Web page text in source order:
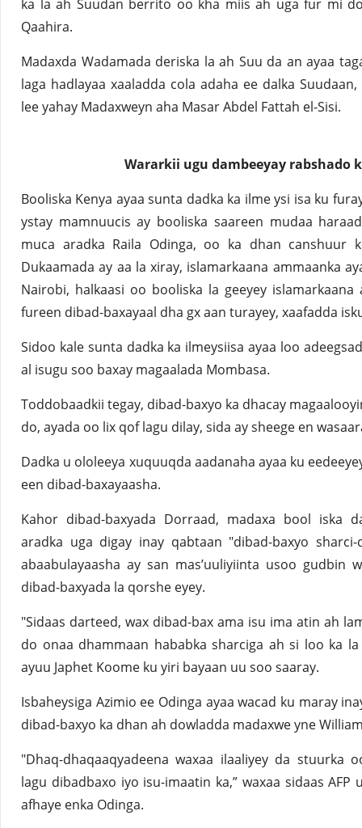
ka la ah Suudan berrito oo kha miis ah uga fur mi
Qaahira.
Madaxda Wadamada deriska la ah Suu da an ayaa
laga hadlayaa xaaladda cola adaha ee dalka
lee yahay Madaxweyn aha Masar Abdel Fattah el-Sisi.
Wararkii ugu dambeeyay rabshado
Booliska Kenya ayaa sunta dadka ka ilme ysi isa ku
ystay mamnuucis ay booliska saareen mudaa
muca aradka Raila Odinga, oo ka dhan canshuur
Dukaamada ay aa la xiray, islamarkaana ammaanka
Nairobi, halkaasi oo booliska la geeyey
fureen dibad-baxayaal dha gx aan turayey, xaafadda
Sidoo kale sunta dadka ka ilmeysiisa ayaa loo
al isugu soo baxay magaalada Mombasa.
Toddobaadkii tegay, dibad-baxyo ka dhacay
do, ayada oo lix qof lagu dilay, sida ay sheege en
Dadka u ololeeya xuquuqda aadanaha ayaa ku
een dibad-baxayaasha.
Kahor dibad-baxyada Dorraad, madaxa bool iska
aradka uga digay inay qabtaan "dibad-baxyo
abaabulayaasha ay san mas’uuliyiinta usoo gudbin
dibad-baxyada la qorshe eyey.
"Sidaas darteed, wax dibad-bax ama isu ima atin ah
do onaa dhammaan hababka sharciga ah si loo ka
ayuu Japhet Koome ku yiri bayaan uu soo saaray.
Isbaheysiga Azimio ee Odinga ayaa wacad ku maray
dibad-baxyo ka dhan ah dowladda madaxwe yne
"Dhaq-dhaqaaqyadeena waxaa ilaaliyey da stuurka
lagu dibadbaxo iyo isu-imaatin ka,” waxaa sidaas
afhaye enka Odinga.